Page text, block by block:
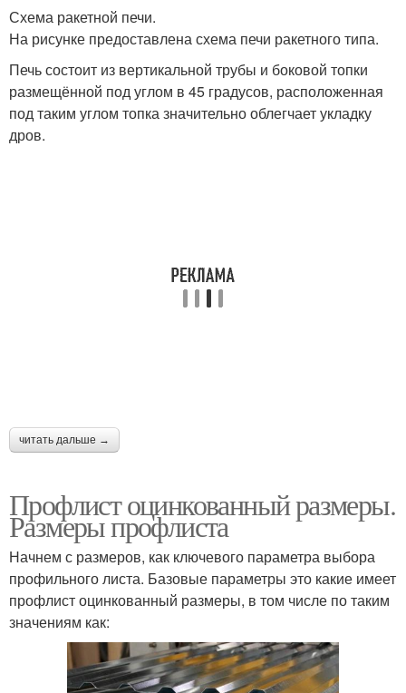
Схема ракетной печи.
На рисунке предоставлена схема печи ракетного типа.
Печь состоит из вертикальной трубы и боковой топки
размещённой под углом в 45 градусов, расположенная
под таким углом топка значительно облегчает укладку
дров.
читать дальше →
Профлист оцинкованный размеры.
Размеры профлиста
Начнем с размеров, как ключевого параметра выбора
профильного листа. Базовые параметры это какие имеет
профлист оцинкованный размеры, в том числе по таким
значениям как: